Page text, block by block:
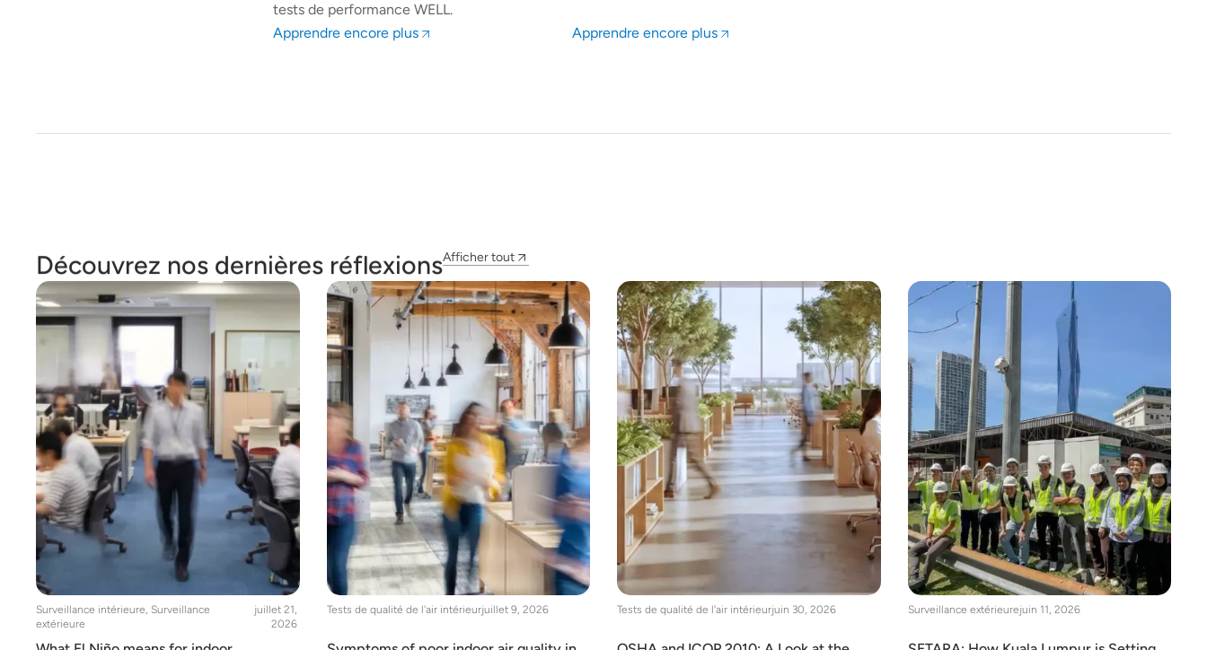
tests de performance WELL.
Apprendre encore plus
Apprendre encore plus
Découvrez nos dernières réflexionsAfficher tout
Surveillance intérieure, Surveillance
extérieure
juillet 21,
2026
Tests de qualité de l'air intérieurjuillet 9, 2026 Tests de qualité de l'air intérieurjuin 30, 2026 Surveillance extérieurejuin 11, 2026